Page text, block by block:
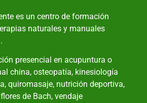
es un centro de formación
naturales y manuales
presencial en acupuntura o
china, osteopatía, kinesiología
quiromasaje, nutrición deportiva,
de Bach, vendaje